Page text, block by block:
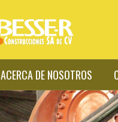
ACERCA DE NOSOTROS